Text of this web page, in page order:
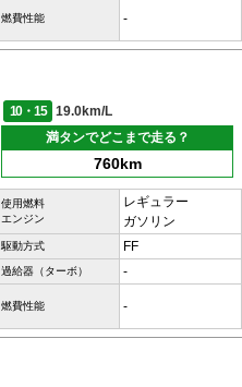
燃費性能 -
10・15
19.0km/L
満タンでどこまで走る？
760km
使用燃料
エンジン
レギュラー
ガソリン
駆動方式 FF
過給器（ターボ） -
燃費性能 -